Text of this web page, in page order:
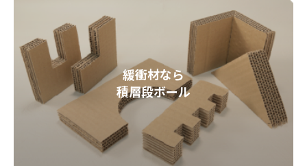
緩衝材なら
積層段ボール